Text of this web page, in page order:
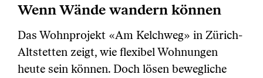
Wenn Wände wandern können
Das Wohnprojekt «Am Kelchweg» in Zürich-
Altstetten zeigt, wie flexibel Wohnungen
heute sein können. Doch lösen bewegliche